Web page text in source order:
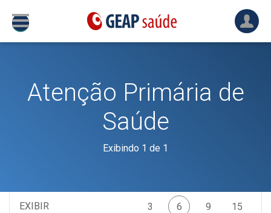
Atenção Primária de
Saúde
Exibindo 1 de 1
EXIBIR 3 6 9 15